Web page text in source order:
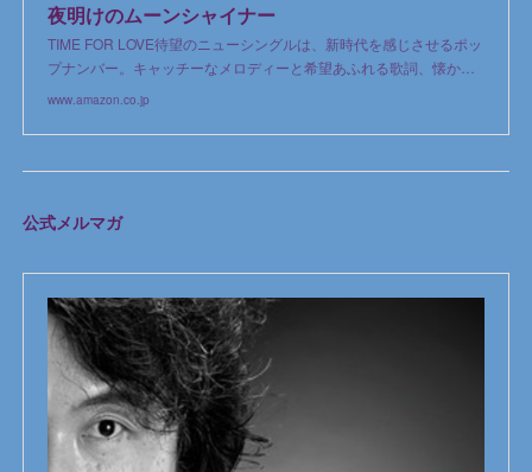
夜明けのムーンシャイナー
TIME FOR LOVE待望のニューシングルは、新時代を感じさせるポッ
プナンバー。キャッチーなメロディーと希望あふれる歌詞、懐か…
www.amazon.co.jp
公式メルマガ